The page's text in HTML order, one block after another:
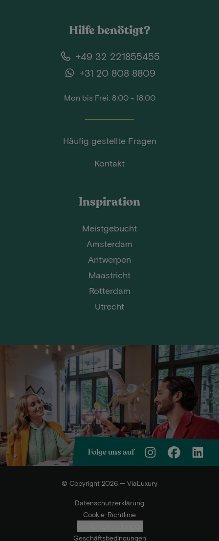
Hilfe benötigt?
+49 32 221855455
+31 20 808 8809
Mon bis Frei: 8:00 - 18:00
Häufig gestellte Fragen
Kontakt
Inspiration
Meistgebucht
Amsterdam
Antwerpen
Maastricht
Rotterdam
Utrecht
Folge uns auf
© Copyright 2026 — ViaLuxury
Datenschutzerklärung
Cookie-Richtlinie
Geschäftsbedingungen